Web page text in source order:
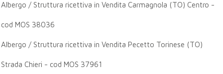
Albergo / Struttura ricettiva in Vendita Carmagnola (TO) Centro -
cod MOS 38036
Albergo / Struttura ricettiva in Vendita Pecetto Torinese (TO)
Strada Chieri - cod MOS 37961